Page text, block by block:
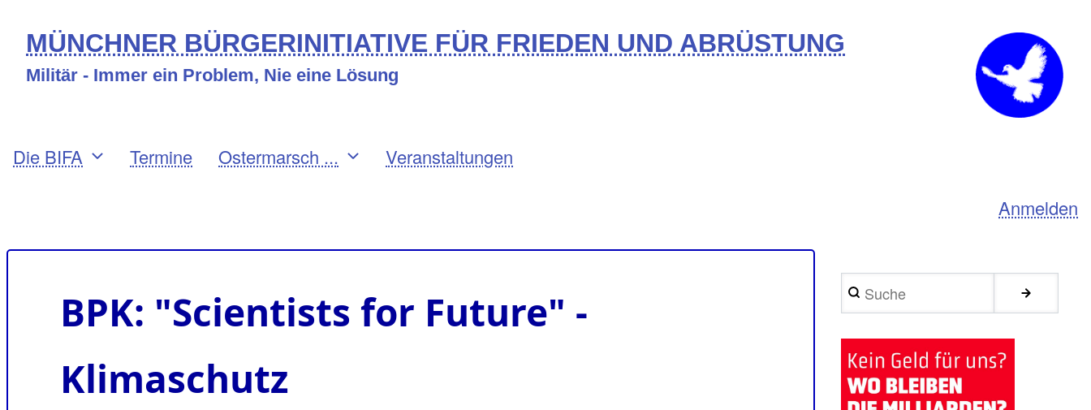
Direkt
zum
Inhalt
MÜNCHNER BÜRGERINITIATIVE FÜR FRIEDEN UND ABRÜSTUNG
Militär - Immer ein Problem, Nie eine Lösung
Primary
Die BIFA Termine Ostermarsch ... Veranstaltungen
Anmelden
BPK: "Scientists for Future" -
Klimaschutz
Suche